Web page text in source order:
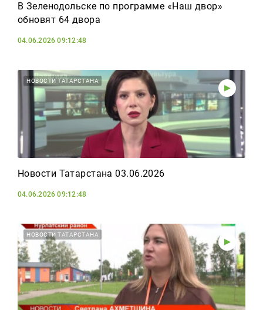
В Зеленодольске по программе «Наш двор»
обновят 64 двора
04.06.2026 09:12:48
НОВОСТИ ТАТАРСТАНА
Новости Татарстана 03.06.2026
04.06.2026 09:12:48
НОВОСТИ ТАТАРСТАНА